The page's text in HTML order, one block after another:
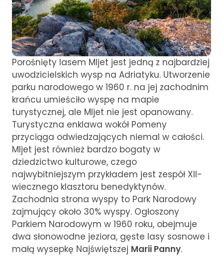
Porośnięty lasem Mljet jest jedną z najbardziej
uwodzicielskich wysp na Adriatyku. Utworzenie
parku narodowego w 1960 r. na jej zachodnim
krańcu umieściło wyspę na mapie
turystycznej, ale Mljet nie jest opanowany.
Turystyczna enklawa wokół Pomeny
przyciąga odwiedzających niemal w całości.
Mljet jest również bardzo bogaty w
dziedzictwo kulturowe, czego
najwybitniejszym przykładem jest zespół XII-
wiecznego klasztoru benedyktynów.
Zachodnia strona wyspy to Park Narodowy
zajmujący około 30% wyspy. Ogłoszony
Parkiem Narodowym w 1960 roku, obejmuje
dwa słonowodne jeziora, gęste lasy sosnowe i
małą wysepkę Najświętszej Marii Panny.